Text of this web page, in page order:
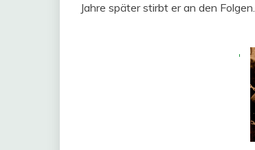
Jahre später stirbt er an den Folgen.